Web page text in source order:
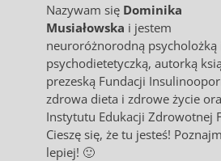
Nazywam się Dominika
Musiałowska i jestem
neuroróżnorodną psycholożką
psychodietetyczką, autorką
prezeską Fundacji
zdrowa dieta i zdrowe życie
Instytutu Edukacji Zdrowotnej
Cieszę się, że tu jesteś!
lepiej! 🙂